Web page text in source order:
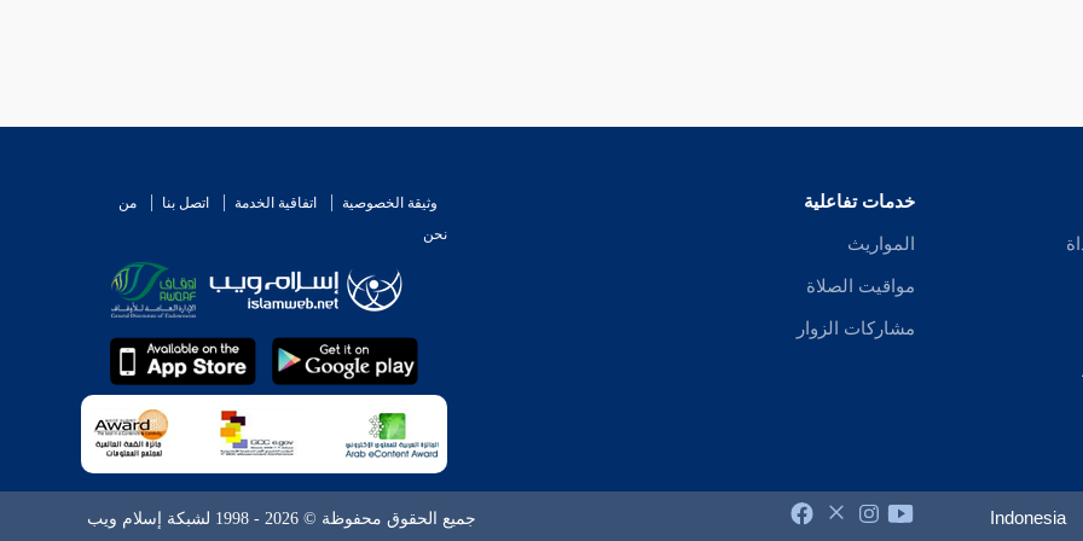
خدمات تفاعلية
المواريث
مواقيت الصلاة
مشاركات الزوار
وثيقة الخصوصية اتفاقية الخدمة اتصل بنا
من
نحن
Indonesia جميع الحقوق محفوظة © 2026 - 1998 لشبكة إسلام ويب